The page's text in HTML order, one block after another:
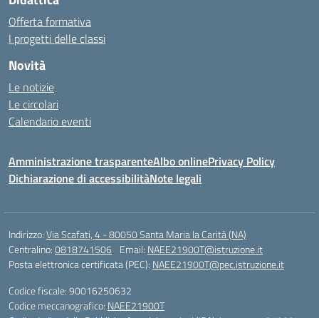
Offerta formativa
I progetti delle classi
Novità
Le notizie
Le circolari
Calendario eventi
Amministrazione trasparenteAlbo onlinePrivacy Policy
Dichiarazione di accessibilitàNote legali
Indirizzo:Via Scafati, 4 - 80050 Santa Maria la Carità (NA)
Centralino:0818741506 Email: NAEE21900T@istruzione.it
Posta elettronica certificata (PEC): NAEE21900T@pec.istruzione.it
Codice fiscale: 90016250632
Codice meccanografico: NAEE21900T